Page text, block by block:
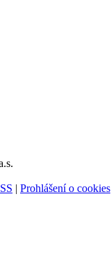
| Prohlášení o cookies